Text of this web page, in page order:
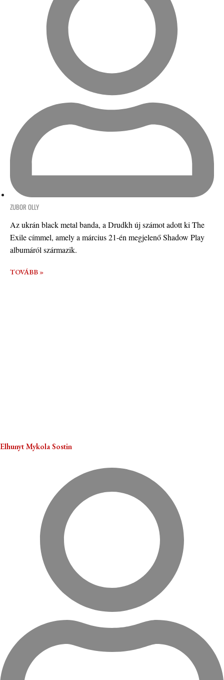
ZUBOR OLLY
Az ukrán black metal banda, a Drudkh új számot adott ki The
Exile címmel, amely a március 21-én megjelenő Shadow Play
albumáról származik.
TOVÁBB »
Elhunyt Mykola Sostin